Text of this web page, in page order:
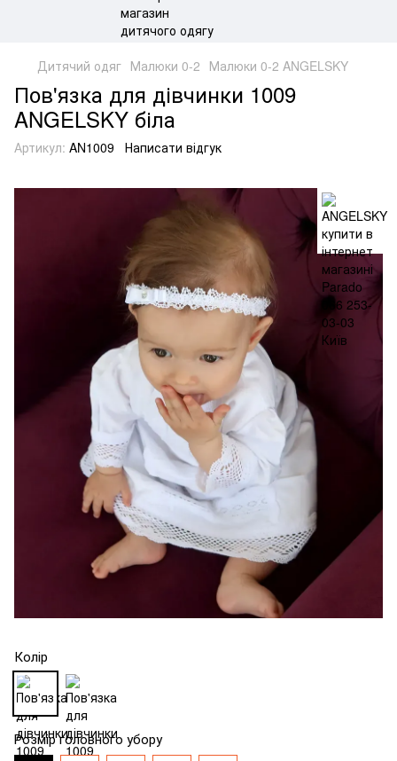
Дитячий одяг Малюки 0-2 Малюки 0-2 ANGELSKY
Пов'язка для дівчинки 1009
ANGELSKY біла
Артикул: AN1009 Написати відгук
Колір
Розмір головного убору